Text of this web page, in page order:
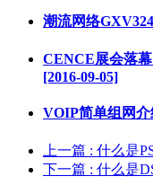
潮流网络
CENCE展会落
[2016-09-05]
VOIP简单组网介
上一篇 : 什么是
下一篇 : 什么是